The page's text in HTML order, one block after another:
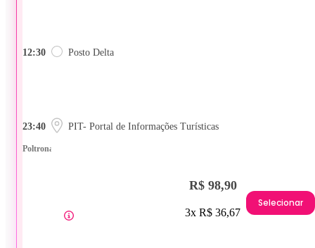
12:30 Posto Delta
23:40 PIT- Portal de Informações Turísticas
Poltrona
R$ 98,90
3x R$ 36,67
Selecionar